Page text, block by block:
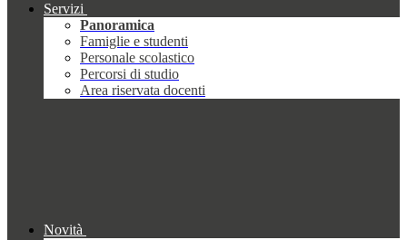
Servizi
Panoramica
Famiglie e studenti
Personale scolastico
Percorsi di studio
Area riservata docenti
Novità